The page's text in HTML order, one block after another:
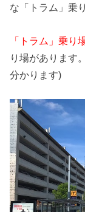
な「トラム」乗
「トラム」乗り
り場があります
分かります)